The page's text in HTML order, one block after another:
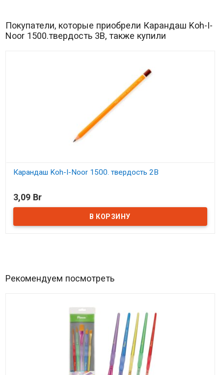
Покупатели, которые приобрели Карандаш Koh-I-
Noor 1500.твердость 3B, также купили
Карандаш Koh-I-Noor 1500. твердость 2B
3,09 Br
Рекомендуем посмотреть